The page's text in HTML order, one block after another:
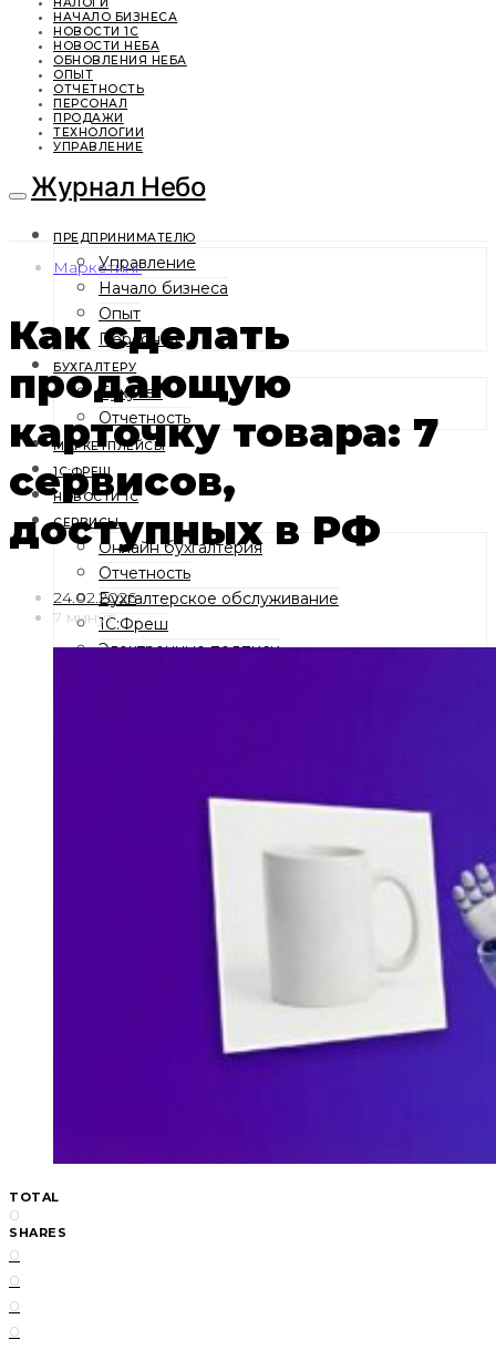
НАЧАЛО БИЗНЕСА
НОВОСТИ 1С
НОВОСТИ НЕБА
ОБНОВЛЕНИЯ НЕБА
ОПЫТ
ОТЧЕТНОСТЬ
ПЕРСОНАЛ
ПРОДАЖИ
ТЕХНОЛОГИИ
УПРАВЛЕНИЕ
Журнал Небо
ПРЕДПРИНИМАТЕЛЮ
Управление
Начало бизнеса
Опыт
Персонал
БУХГАЛТЕРУ
Бухучет
Отчетность
МАРКЕТПЛЕЙСЫ
1С:ФРЕШ
НОВОСТИ 1С
СЕРВИСЫ
Онлайн бухгалтерия
Отчетность
Бухгалтерское обслуживание
1С:Фреш
Электронные подписи
Маркетинг
Как сделать
продающую
карточку товара: 7
сервисов,
доступных в РФ
24.02.2026
7 минут
TOTAL
0
SHARES
0
0
0
0